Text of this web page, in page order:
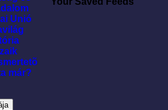
Unió
már?